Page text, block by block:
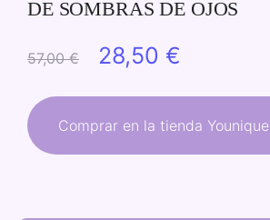
DE SOMBRAS DE OJOS
57,00€
El
original
28,50 €
actual
Comprar en la tienda Younique